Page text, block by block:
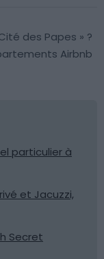
des Papes » ?
Airbnb
particulier à
et Jacuzzi,
Secret